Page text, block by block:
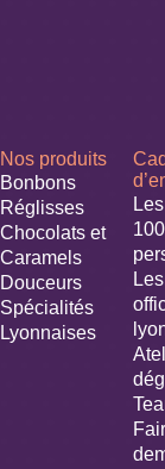
Nos produits
Bonbons
Réglisses
Chocolats et
Caramels
Douceurs
Spécialités
Lyonnaises